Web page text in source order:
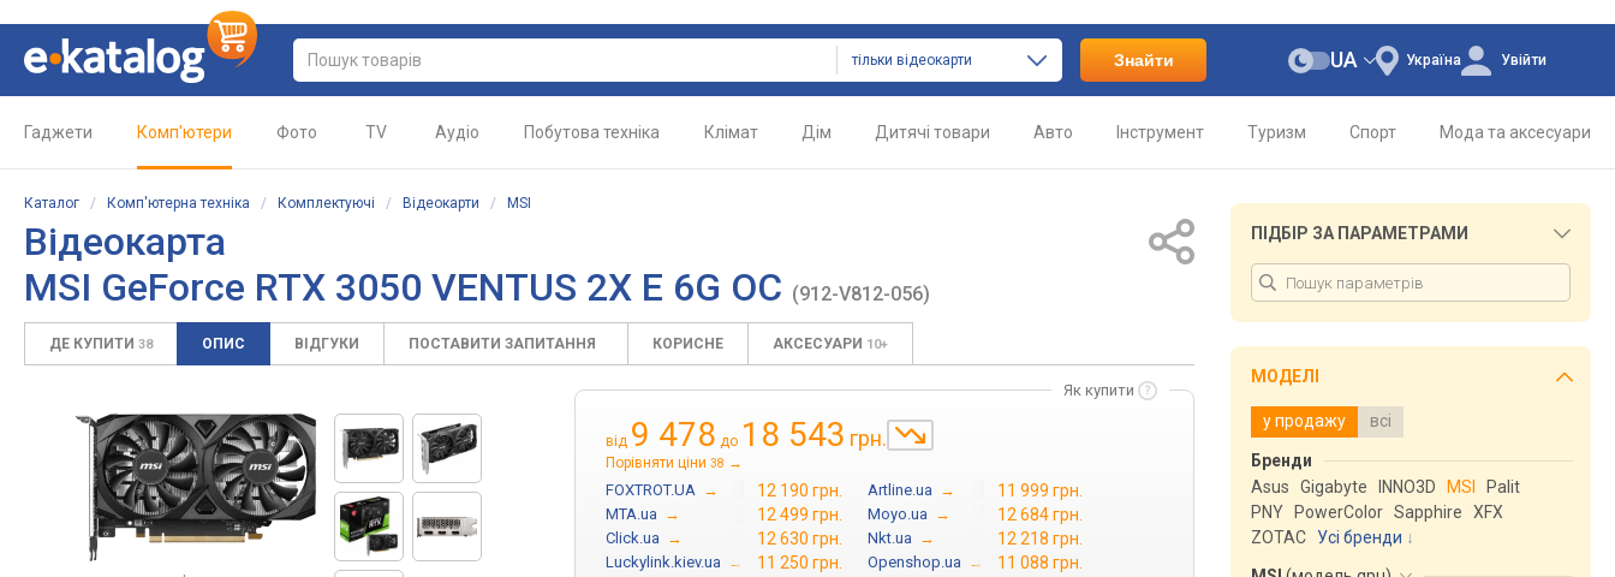
тільки відеокарти Знайти Україна
UA Увійти
Гаджети Комп'ютери Фото TV Аудіо Побутова техніка Клімат Дім Дитячі товари Авто Інструмент Туризм Спорт Мода та аксесуари
Каталог / Комп'ютерна техніка / Комплектуючі / Відеокарти / MSI
Відеокарта
MSI GeForce RTX 3050 VENTUS 2X E 6G OC (912-V812-056)
ДЕ КУПИТИ 38 ОПИС ВІДГУКИ ПОСТАВИТИ ЗАПИТАННЯ КОРИСНЕ АКСЕСУАРИ 10+
Як купити
від 9 478 до 18 543 грн.
Порівняти ціни 38 →
FOXTROT.UA → 12 190 грн. Artline.ua → 11 999 грн.
MTA.ua → 12 499 грн. Moyo.ua → 12 684 грн.
Click.ua → 12 630 грн. Nkt.ua → 12 218 грн.
Luckylink.kiev.ua → 11 250 грн. Openshop.ua → 11 088 грн.
ПІДБІР ЗА ПАРАМЕТРАМИ
МОДЕЛІ
у продажу всі
Бренди
Asus
Gigabyte INNO3D MSI
Palit
PNY
PowerColor Sapphire
XFX
ZOTAC
Усі бренди